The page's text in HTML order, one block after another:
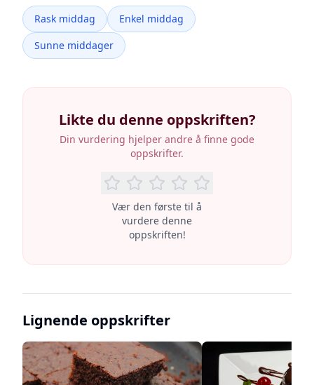
Rask middag
Enkel middag
Sunne middager
Likte du denne oppskriften?
Din vurdering hjelper andre å finne gode
oppskrifter.
Vær den første til å
vurdere denne
oppskriften!
Lignende oppskrifter